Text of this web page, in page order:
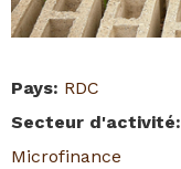
Pays: RDC
Secteur d'activité:
Microfinance